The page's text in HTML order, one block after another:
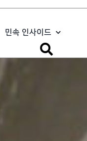
민속 인사이드